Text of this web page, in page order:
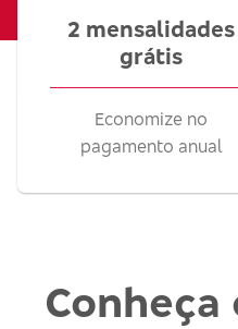
2 mensalidades
grátis
Economize no
pagamento anual
Conheça